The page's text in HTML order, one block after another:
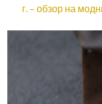
г. – обзор на